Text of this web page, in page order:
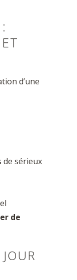
d’une
sérieux
de